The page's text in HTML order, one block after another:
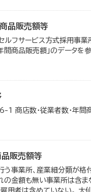
品販売額等
フサービス方式採用事業
商品販売額」のデータを参
1 商店数・従業者数・年間
品販売額等
う事業所、産業細分類が格
金額も無い事業所は含まな
雇用者は含めていない。 大